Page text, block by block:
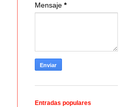
Mensaje *
Entradas populares